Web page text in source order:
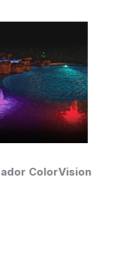
Bomba para